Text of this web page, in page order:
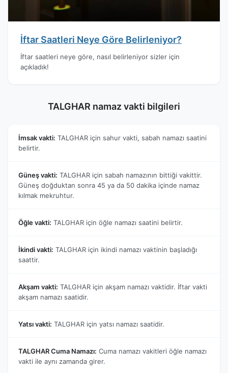
İftar Saatleri Neye Göre Belirleniyor?
İftar saatleri neye göre, nasıl belirleniyor sizler için
açıkladık!
TALGHAR namaz vakti bilgileri
İmsak vakti: TALGHAR için sahur vakti, sabah namazı saatini
belirtir.
Güneş vakti: TALGHAR için sabah namazının bittiği vakittir.
Güneş doğduktan sonra 45 ya da 50 dakika içinde namaz
kılmak mekruhtur.
Öğle vakti: TALGHAR için öğle namazı saatini belirtir.
İkindi vakti: TALGHAR için ikindi namazı vaktinin başladığı
saattir.
Akşam vakti: TALGHAR için akşam namazı vaktidir. İftar vakti
akşam namazı saatidir.
Yatsı vakti: TALGHAR için yatsı namazı saatidir.
TALGHAR Cuma Namazı: Cuma namazı vakitleri öğle namazı
vakti ile aynı zamanda girer.